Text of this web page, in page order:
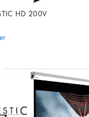
HD 200V